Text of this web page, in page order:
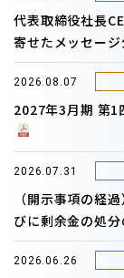
代表取締役社長
寄せたメッセー
2026.08.07
2027年3月期 第1
2026.07.31
（開示事項の経
びに剰余金の処
2026.06.26